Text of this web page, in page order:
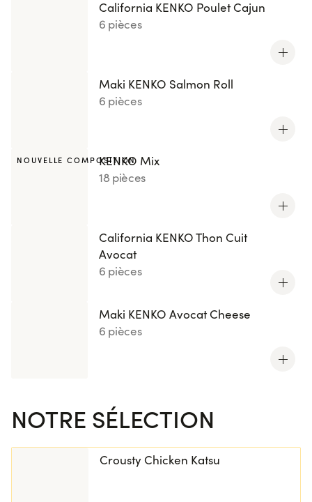
California KENKO Poulet Cajun
6 pièces
Maki KENKO Salmon Roll
6 pièces
NOUVELLE COMPOSITION
KENKO Mix
18 pièces
California KENKO Thon Cuit
Avocat
6 pièces
Maki KENKO Avocat Cheese
6 pièces
NOTRE SÉLECTION
Crousty Chicken Katsu